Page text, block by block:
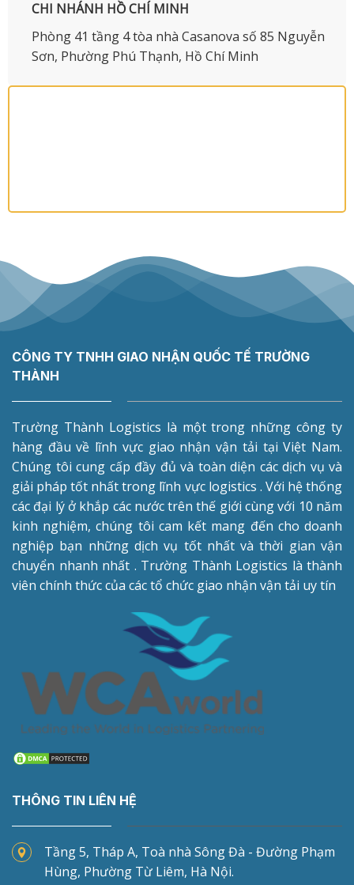
CHI NHÁNH HỒ CHÍ MINH
Phòng 41 tầng 4 tòa nhà Casanova số 85 Nguyễn
Sơn, Phường Phú Thạnh, Hồ Chí Minh
CÔNG TY TNHH GIAO NHẬN QUỐC TẾ TRƯỜNG
THÀNH
Trường Thành Logistics là một trong những công ty
hàng đầu về lĩnh vực giao nhận vận tải tại Việt Nam.
Chúng tôi cung cấp đầy đủ và toàn diện các dịch vụ và
giải pháp tốt nhất trong lĩnh vực logistics . Với hệ thống
các đại lý ở khắp các nước trên thế giới cùng với 10 năm
kinh nghiệm, chúng tôi cam kết mang đến cho doanh
nghiệp bạn những dịch vụ tốt nhất và thời gian vận
chuyển nhanh nhất . Trường Thành Logistics là thành
viên chính thức của các tổ chức giao nhận vận tải uy tín
THÔNG TIN LIÊN HỆ
Tầng 5, Tháp A, Toà nhà Sông Đà - Đường Phạm
Hùng, Phường Từ Liêm, Hà Nội.